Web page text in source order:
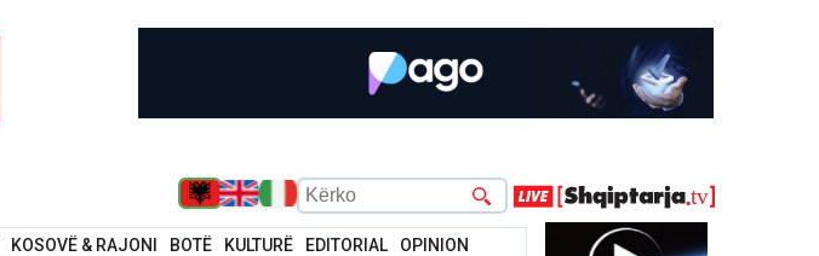
KOSOVË & RAJONI BOTË KULTURË EDITORIAL OPINION